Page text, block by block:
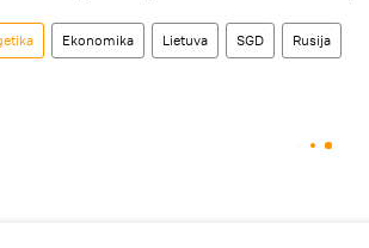
Ekonomika Lietuva SGD Rusija